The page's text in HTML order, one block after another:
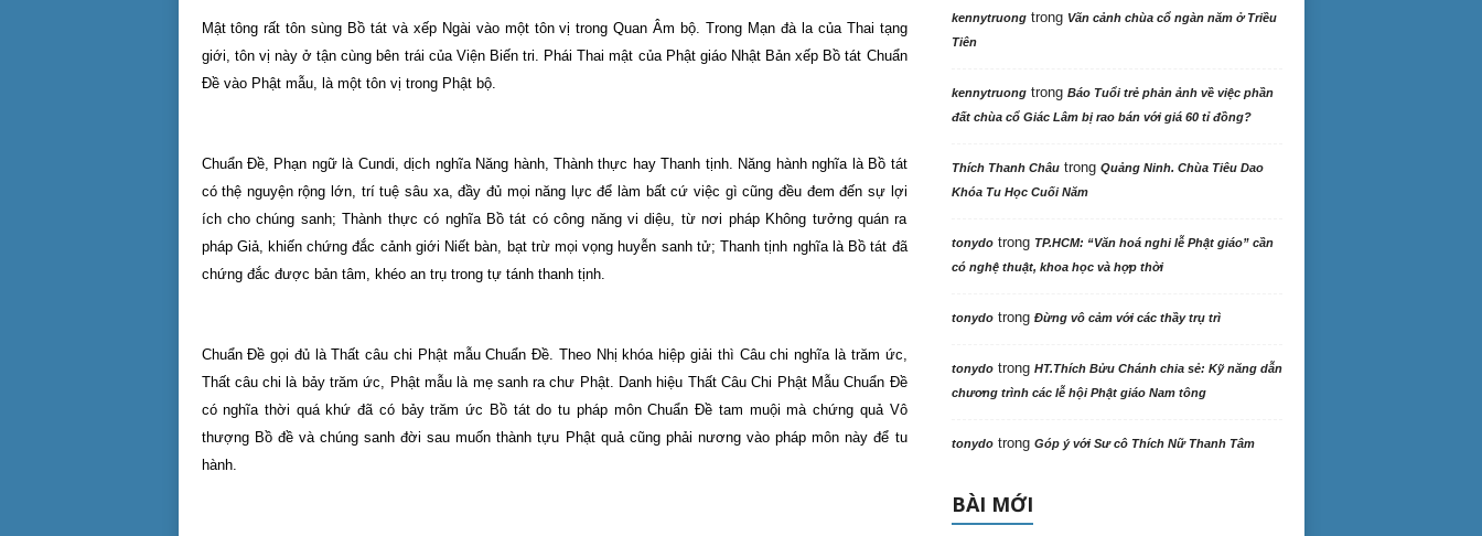
Mật tông rất tôn sùng Bồ tát và xếp Ngài vào một tôn vị trong Quan Âm bộ. Trong Mạn đà la của Thai tạng
giới, tôn vị này ở tận cùng bên trái của Viện Biến tri. Phái Thai mật của Phật giáo Nhật Bản xếp Bồ tát Chuẩn
Đề vào Phật mẫu, là một tôn vị trong Phật bộ.
Chuẩn Đề, Phạn ngữ là Cundi, dịch nghĩa Năng hành, Thành thực hay Thanh tịnh. Năng hành nghĩa là Bồ tát
có thệ nguyện rộng lớn, trí tuệ sâu xa, đầy đủ mọi năng lực để làm bất cứ việc gì cũng đều đem đến sự lợi
ích cho chúng sanh; Thành thực có nghĩa Bồ tát có công năng vi diệu, từ nơi pháp Không tưởng quán ra
pháp Giả, khiến chứng đắc cảnh giới Niết bàn, bạt trừ mọi vọng huyễn sanh tử; Thanh tịnh nghĩa là Bồ tát đã
chứng đắc được bản tâm, khéo an trụ trong tự tánh thanh tịnh.
Chuẩn Đề gọi đủ là Thất câu chi Phật mẫu Chuẩn Đề. Theo Nhị khóa hiệp giải thì Câu chi nghĩa là trăm ức,
Thất câu chi là bảy trăm ức, Phật mẫu là mẹ sanh ra chư Phật. Danh hiệu Thất Câu Chi Phật Mẫu Chuẩn Đề
có nghĩa thời quá khứ đã có bảy trăm ức Bồ tát do tu pháp môn Chuẩn Đề tam muội mà chứng quả Vô
thượng Bồ đề và chúng sanh đời sau muốn thành tựu Phật quả cũng phải nương vào pháp môn này để tu
hành.
kennytruongtrong Vãn cảnh chùa cổ ngàn năm ở Triều
Tiên
kennytruongtrong Báo Tuổi trẻ phản ảnh về việc phần
đất chùa cổ Giác Lâm bị rao bán với giá 60 tỉ đồng?
Thích Thanh Châutrong Quảng Ninh. Chùa Tiêu Dao
Khóa Tu Học Cuối Năm
tonydotrong TP.HCM: “Văn hoá nghi lễ Phật giáo” cần
có nghệ thuật, khoa học và hợp thời
tonydotrong Đừng vô cảm với các thầy trụ trì
tonydotrong HT.Thích Bửu Chánh chia sẻ: Kỹ năng dẫn
chương trình các lễ hội Phật giáo Nam tông
tonydotrong Góp ý với Sư cô Thích Nữ Thanh Tâm
BÀI MỚI